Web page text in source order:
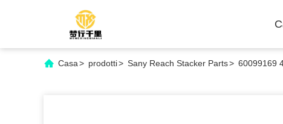
Casa> prodotti> Sany Reach Stacker Parts> 60099169